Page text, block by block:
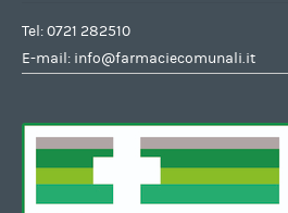
Tel:0721 282510
E-mail: info@farmaciecomunali.it